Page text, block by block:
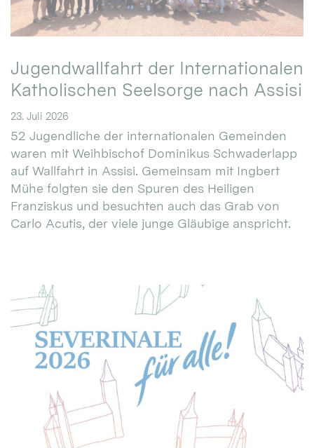
Jugendwallfahrt der Internationalen
Katholischen Seelsorge nach Assisi
23. Juli 2026
52 Jugendliche der internationalen Gemeinden
waren mit Weihbischof Dominikus Schwaderlapp
auf Wallfahrt in Assisi. Gemeinsam mit Ingbert
Mühe folgten sie den Spuren des Heiligen
Franziskus und besuchten auch das Grab von
Carlo Acutis, der viele junge Gläubige anspricht.